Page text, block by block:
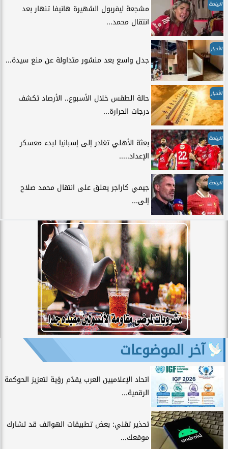
الرياضة
مشجعة ليفربول الشهيرة هانيفا تنهار بعد
انتقال محمد...
الأخبار
جدل واسع بعد منشور متداولة عن منع سيدة...
الأخبار
حالة الطقس خلال الأسبوع.. الأرصاد تكشف
درجات الحرارة...
الرياضة
بعثة الأهلي تغادر إلى إسبانيا لبدء معسكر
الإعداد.....
الرياضة
جيمي كاراجر يعلق على انتقال محمد صلاح
إلى...
آخر الموضوعات
اتحاد الإعلاميين العرب يقدّم رؤية لتعزيز الحوكمة
الرقمية...
تحذير تقني: بعض تطبيقات الهواتف قد تشارك
موقعك...